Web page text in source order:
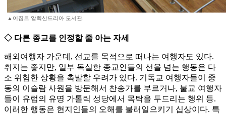
▲이집트 알렉산드리아 도서관.
◇ 다른 종교를 인정할 줄 아는 자세
해외여행자 가운데, 선교를 목적으로 떠나는 여행자도 있다.
취지는 좋지만, 일부 독실한 종교인들의 선을 넘는 행동은 다
소 위험한 상황을 촉발할 우려가 있다. 기독교 여행자들이 중
동의 이슬람 사원을 방문해서 찬송가를 부르거나, 불교 여행자
들이 유럽의 유명 가톨릭 성당에서 목탁을 두드리는 행위 등.
이러한 행동은 현지인들의 오해를 불러일으키기 십상이다. 특